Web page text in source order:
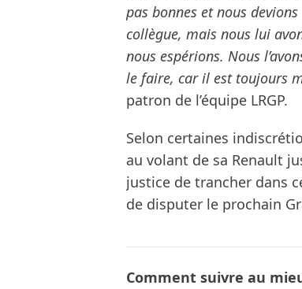
pas bonnes et nous
collègue, mais nous lui
nous espérions. Nous
le faire, car il est toujours
patron de l’équipe LRGP.
Selon certaines
au volant de sa Renault
justice de trancher dans
de disputer le prochain
Comment suivre au